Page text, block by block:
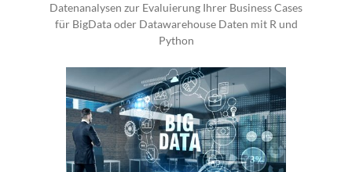
Datenanalysen zur Evaluierung Ihrer Business Cases
für BigData oder Datawarehouse Daten mit R und
Python